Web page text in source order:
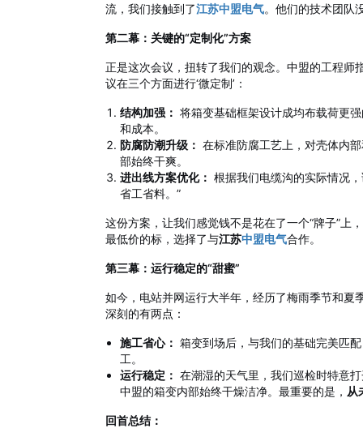
流，我们接触到了江苏中盟电气。他们的技术团队
第二幕：关键的“定制化”方案
正是这次会议，扭转了我们的观念。中盟的工程师
议在三个方面进行‘微定制’：
结构加强： 将箱变基础框架设计成均布载荷更
和成本。
防腐防潮升级： 在标准防腐工艺上，对壳体内
部始终干爽。
进出线方案优化： 根据我们电缆沟的实际情况
省工省料。”
这份方案，让我们感觉钱不是花在了一个“牌子”上
最低价的标，选择了与江苏中盟电气合作。
第三幕：运行稳定的“甜蜜”
如今，电站并网运行大半年，经历了梅雨季节和
深刻的有两点：
施工省心： 箱变到场后，与我们的基础完美匹
工。
运行稳定： 在潮湿的天气里，我们巡检时特意
中盟的箱变内部始终干燥洁净。最重要的是， 从
回首总结：